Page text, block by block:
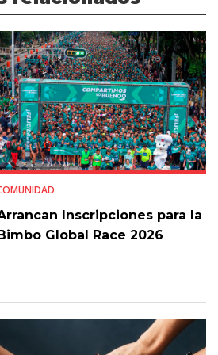
Inscripciones para la
Global Race 2026